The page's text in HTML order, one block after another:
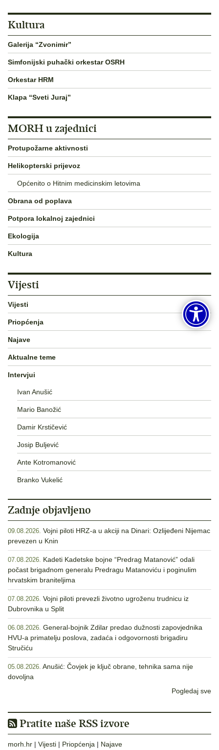
Kultura
Galerija “Zvonimir”
Simfonijski puhački orkestar OSRH
Orkestar HRM
Klapa “Sveti Juraj”
MORH u zajednici
Protupožarne aktivnosti
Helikopterski prijevoz
Općenito o Hitnim medicinskim letovima
Obrana od poplava
Potpora lokalnoj zajednici
Ekologija
Kultura
Vijesti
Vijesti
Priopćenja
Najave
Aktualne teme
Intervjui
Ivan Anušić
Mario Banožić
Damir Krstičević
Josip Buljević
Ante Kotromanović
Branko Vukelić
Zadnje objavljeno
09.08.2026. Vojni piloti HRZ-a u akciji na Dinari: Ozlijeđeni Nijemac
prevezen u Knin
07.08.2026. Kadeti Kadetske bojne “Predrag Matanović” odali
počast brigadnom generalu Predragu Matanoviću i poginulim
hrvatskim braniteljima
07.08.2026. Vojni piloti prevezli životno ugroženu trudnicu iz
Dubrovnika u Split
06.08.2026. General-bojnik Zdilar predao dužnosti zapovjednika
HVU-a primatelju poslova, zadaća i odgovornosti brigadiru
Stručiću
05.08.2026. Anušić: Čovjek je ključ obrane, tehnika sama nije
dovoljna
Pogledaj sve
Pratite naše RSS izvore
morh.hr | Vijesti | Priopćenja | Najave